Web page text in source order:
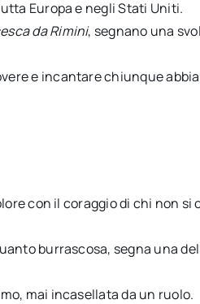
Europa e negli Stati Uniti.
da Rimini, segnano una
e incantare chiunque
con il coraggio di chi non si
burrascosa, segna una
mai incasellata da un ruolo.